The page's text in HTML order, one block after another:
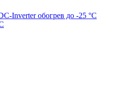
Inverter обогрев до -25 °С